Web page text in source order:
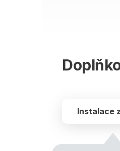
Instalace